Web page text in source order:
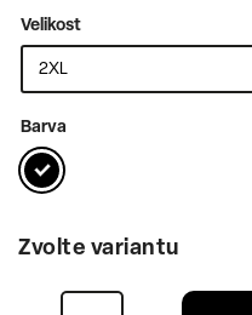
Velikost
Barva
Zvolte variantu